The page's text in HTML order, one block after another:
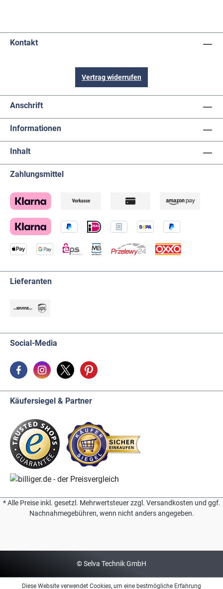
Kontakt
Vertrag widerrufen
Anschrift
Informationen
Inhalt
Zahlungsmittel
Lieferanten
Social-Media
Käufersiegel & Partner
* Alle Preise inkl. gesetzl. Mehrwertsteuer zzgl. Versandkosten und ggf.
Nachnahmegebühren, wenn nicht anders angegeben.
© Selva Technik GmbH
Diese Website verwendet Cookies, um eine bestmögliche Erfahrung